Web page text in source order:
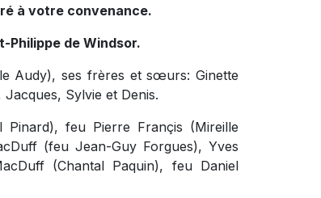
à votre convenance.
Philippe de Windsor.
Audy), ses frères et sœurs: Ginette
Sylvie et Denis.
feu Pierre Françis (Mireille
(feu Jean-Guy Forgues), Yves
(Chantal Paquin), feu Daniel